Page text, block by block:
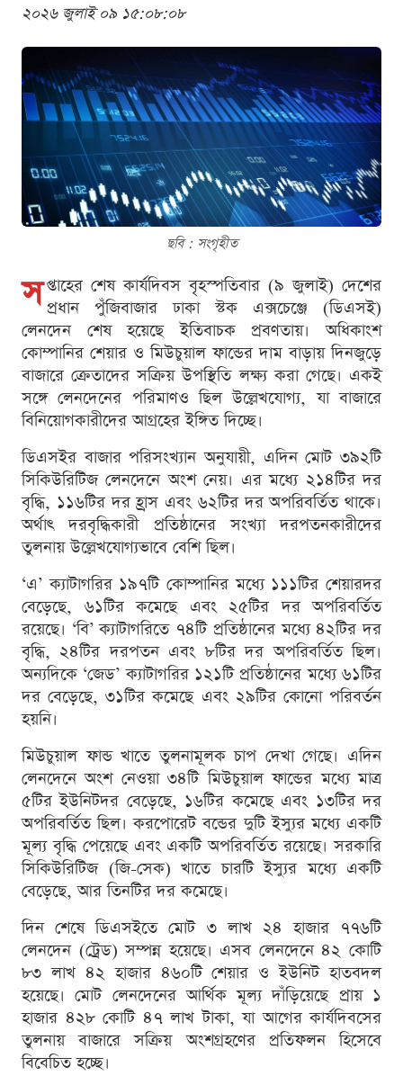
২০২৬ জুলাই ০৯ ১৫:০৮:০৮
ছবি : সংগৃহীত
স প্তাহের শেষ কার্যদিবস বৃহস্পতিবার (৯ জুলাই) দেশের
প্রধান পুঁজিবাজার ঢাকা স্টক এক্সচেঞ্জে (ডিএসই)
লেনদেন শেষ হয়েছে ইতিবাচক প্রবণতায়। অধিকাংশ
কোম্পানির শেয়ার ও মিউচুয়াল ফান্ডের দাম বাড়ায় দিনজুড়ে
বাজারে ক্রেতাদের সক্রিয় উপস্থিতি লক্ষ্য করা গেছে। একই
সঙ্গে লেনদেনের পরিমাণও ছিল উল্লেখযোগ্য, যা বাজারে
বিনিয়োগকারীদের আগ্রহের ইঙ্গিত দিচ্ছে।
ডিএসইর বাজার পরিসংখ্যান অনুযায়ী, এদিন মোট ৩৯২টি
সিকিউরিটিজ লেনদেনে অংশ নেয়। এর মধ্যে ২১৪টির দর
বৃদ্ধি, ১১৬টির দর হ্রাস এবং ৬২টির দর অপরিবর্তিত থাকে।
অর্থাৎ দরবৃদ্ধিকারী প্রতিষ্ঠানের সংখ্যা দরপতনকারীদের
তুলনায় উল্লেখযোগ্যভাবে বেশি ছিল।
‘এ’ ক্যাটাগরির ১৯৭টি কোম্পানির মধ্যে ১১১টির শেয়ারদর
বেড়েছে, ৬১টির কমেছে এবং ২৫টির দর অপরিবর্তিত
রয়েছে। ‘বি’ ক্যাটাগরিতে ৭৪টি প্রতিষ্ঠানের মধ্যে ৪২টির দর
বৃদ্ধি, ২৪টির দরপতন এবং ৮টির দর অপরিবর্তিত ছিল।
অন্যদিকে ‘জেড’ ক্যাটাগরির ১২১টি প্রতিষ্ঠানের মধ্যে ৬১টির
দর বেড়েছে, ৩১টির কমেছে এবং ২৯টির কোনো পরিবর্তন
হয়নি।
মিউচুয়াল ফান্ড খাতে তুলনামূলক চাপ দেখা গেছে। এদিন
লেনদেনে অংশ নেওয়া ৩৪টি মিউচুয়াল ফান্ডের মধ্যে মাত্র
৫টির ইউনিটদর বেড়েছে, ১৬টির কমেছে এবং ১৩টির দর
অপরিবর্তিত ছিল। করপোরেট বন্ডের দুটি ইস্যুর মধ্যে একটি
মূল্য বৃদ্ধি পেয়েছে এবং একটি অপরিবর্তিত রয়েছে। সরকারি
সিকিউরিটিজ (জি-সেক) খাতে চারটি ইস্যুর মধ্যে একটি
বেড়েছে, আর তিনটির দর কমেছে।
দিন শেষে ডিএসইতে মোট ৩ লাখ ২৪ হাজার ৭৭৬টি
লেনদেন (ট্রেড) সম্পন্ন হয়েছে। এসব লেনদেনে ৪২ কোটি
৮৩ লাখ ৪২ হাজার ৪৬০টি শেয়ার ও ইউনিট হাতবদল
হয়েছে। মোট লেনদেনের আর্থিক মূল্য দাঁড়িয়েছে প্রায় ১
হাজার ৪২৮ কোটি ৪৭ লাখ টাকা, যা আগের কার্যদিবসের
তুলনায় বাজারে সক্রিয় অংশগ্রহণের প্রতিফলন হিসেবে
বিবেচিত হচ্ছে।